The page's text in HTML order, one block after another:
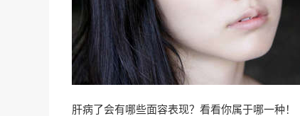
肝病了会有哪些面容表现？看看你属于哪一种！